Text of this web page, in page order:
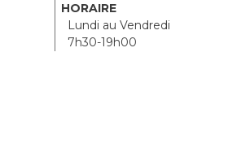
HORAIRE
Lundi au Vendredi
7h30-19h00